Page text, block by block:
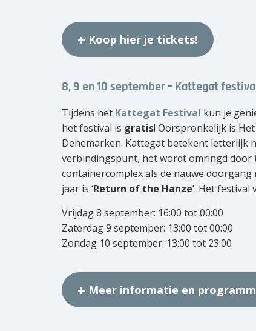
Koop hier je tickets!
8, 9 en 10 september – Kattegat
Tijdens het Kattegat Festival kun je
het festival is gratis! Oorspronkelijk is
Denemarken. Kattegat betekent letterlijk
verbindingspunt, het wordt omringd door
containercomplex als de nauwe
jaar is ‘Return of the Hanze’. Het festival
Vrijdag 8 september: 16:00 tot 00:00
Zaterdag 9 september: 13:00 tot 00:00
Zondag 10 september: 13:00 tot 23:00
Meer informatie en